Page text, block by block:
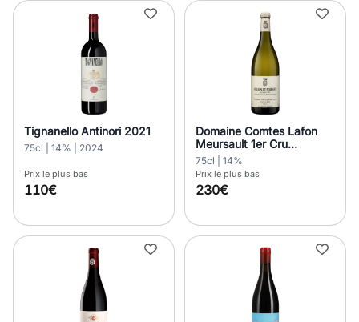
Tignanello Antinori 2021
75cl | 14% | 2024
Prix le plus bas
110€
Domaine Comtes Lafon
Meursault 1er Cru
Porusots Comtes 2019
75cl | 14%
Prix le plus bas
230€